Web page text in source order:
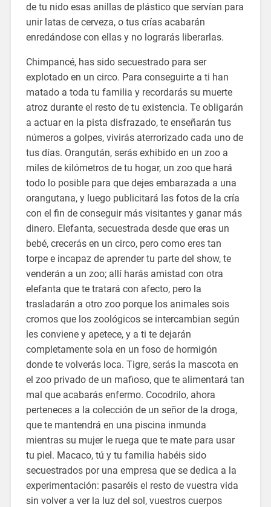
de tu nido esas anillas de plástico que servían para
unir latas de cerveza, o tus crías acabarán
enredándose con ellas y no lograrás liberarlas.
Chimpancé, has sido secuestrado para ser
explotado en un circo. Para conseguirte a ti han
matado a toda tu familia y recordarás su muerte
atroz durante el resto de tu existencia. Te obligarán
a actuar en la pista disfrazado, te enseñarán tus
números a golpes, vivirás aterrorizado cada uno de
tus días. Orangután, serás exhibido en un zoo a
miles de kilómetros de tu hogar, un zoo que hará
todo lo posible para que dejes embarazada a una
orangutana, y luego publicitará las fotos de la cría
con el fin de conseguir más visitantes y ganar más
dinero. Elefanta, secuestrada desde que eras un
bebé, crecerás en un circo, pero como eres tan
torpe e incapaz de aprender tu parte del show, te
venderán a un zoo; allí harás amistad con otra
elefanta que te tratará con afecto, pero la
trasladarán a otro zoo porque los animales sois
cromos que los zoológicos se intercambian según
les conviene y apetece, y a ti te dejarán
completamente sola en un foso de hormigón
donde te volverás loca. Tigre, serás la mascota en
el zoo privado de un mafioso, que te alimentará tan
mal que acabarás enfermo. Cocodrilo, ahora
perteneces a la colección de un señor de la droga,
que te mantendrá en una piscina inmunda
mientras su mujer le ruega que te mate para usar
tu piel. Macaco, tú y tu familia habéis sido
secuestrados por una empresa que se dedica a la
experimentación: pasaréis el resto de vuestra vida
sin volver a ver la luz del sol, vuestros cuerpos